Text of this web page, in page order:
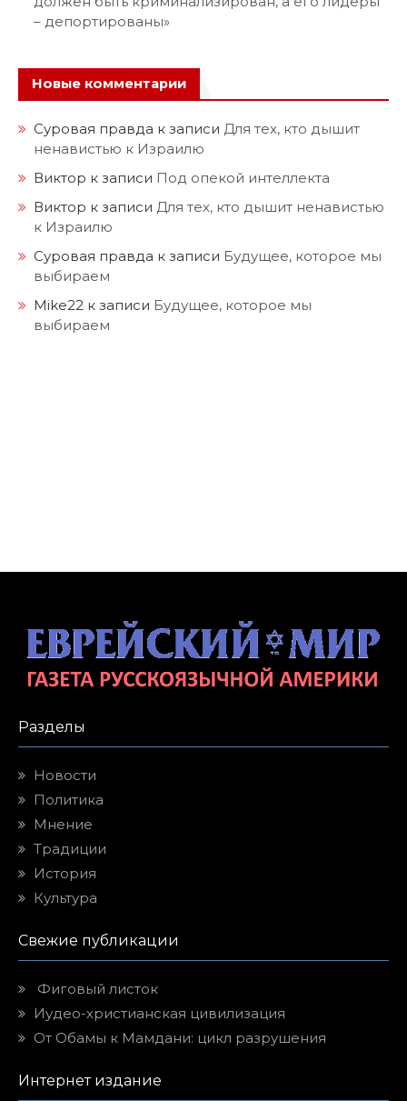
– депортированы»
Новые комментарии
Суровая правда к записи Для тех, кто дышит
ненавистью к Израилю
Виктор к записи Под опекой интеллекта
Виктор к записи Для тех, кто дышит ненавистью
к Израилю
Суровая правда к записи Будущее, которое мы
выбираем
Mike22 к записи Будущее, которое мы
выбираем
Разделы
Новости
Политика
Мнение
Традиции
История
Культура
Свежие публикации
Фиговый листок
Иудео-христианская цивилизация
От Обамы к Мамдани: цикл разрушения
Интернет издание